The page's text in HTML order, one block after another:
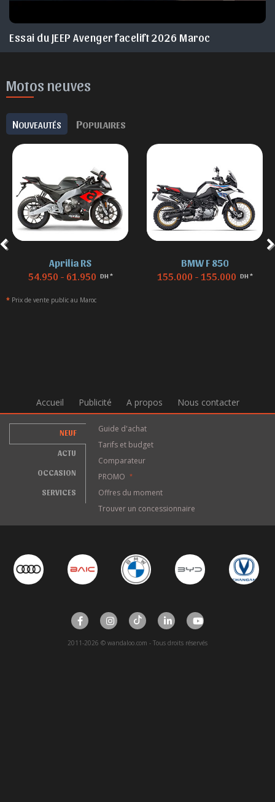
Essai du JEEP Avenger facelift 2026 Maroc
Motos neuves
NOUVEAUTÉS POPULAIRES
Aprilia RS
54.950 - 61.950 DH *
BMW F 850
155.000 - 155.000 DH *
* Prix de vente public au Maroc
Accueil Publicité A propos Nous contacter
NEUF
ACTU
OCCASION
SERVICES
Guide d'achat
Tarifs et budget
Comparateur
PROMO
*
Offres du moment
Trouver un concessionnaire
2011-2026 © wandaloo.com - Tous droits réservés